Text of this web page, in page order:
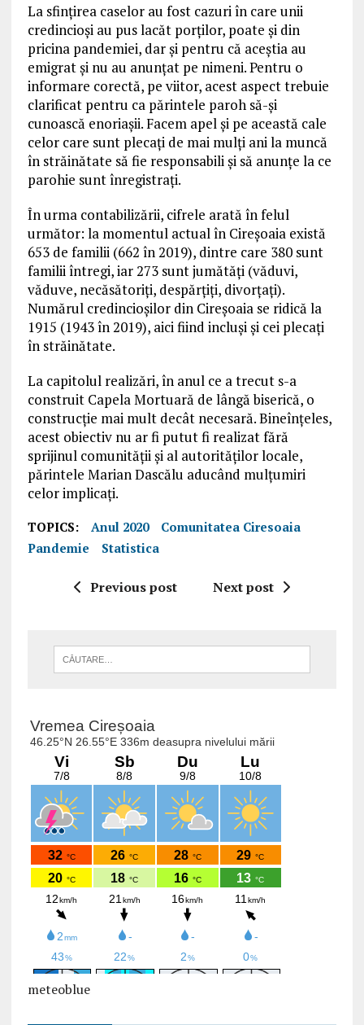
La sfințirea caselor au fost cazuri în care unii
credincioși au pus lacăt porților, poate și din
pricina pandemiei, dar și pentru că aceștia au
emigrat și nu au anunțat pe nimeni. Pentru o
informare corectă, pe viitor, acest aspect trebuie
clarificat pentru ca părintele paroh să-și
cunoască enoriașii. Facem apel și pe această cale
celor care sunt plecați de mai mulți ani la muncă
în străinătate să fie responsabili și să anunțe la ce
parohie sunt înregistrați.
În urma contabilizării, cifrele arată în felul
următor: la momentul actual în Cireșoaia există
653 de familii (662 în 2019), dintre care 380 sunt
familii întregi, iar 273 sunt jumătăți (văduvi,
văduve, necăsătoriți, despărțiți, divorțați).
Numărul credincioșilor din Cireșoaia se ridică la
1915 (1943 în 2019), aici fiind incluși și cei plecați
în străinătate.
La capitolul realizări, în anul ce a trecut s-a
construit Capela Mortuară de lângă biserică, o
construcție mai mult decât necesară. Bineînțeles,
acest obiectiv nu ar fi putut fi realizat fără
sprijinul comunității și al autorităților locale,
părintele Marian Dascălu aducând mulțumiri
celor implicați.
TOPICS: Anul 2020
Comunitatea Ciresoaia
Pandemie
Statistica
Previous post Next post
meteoblue